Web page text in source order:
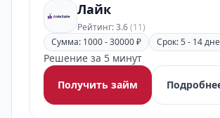
Лайк
Рейтинг: 3.6(11)
Сумма: 1000 - 30000 ₽ Срок: 5 - 14
Решение за 5 минут
Получить займ